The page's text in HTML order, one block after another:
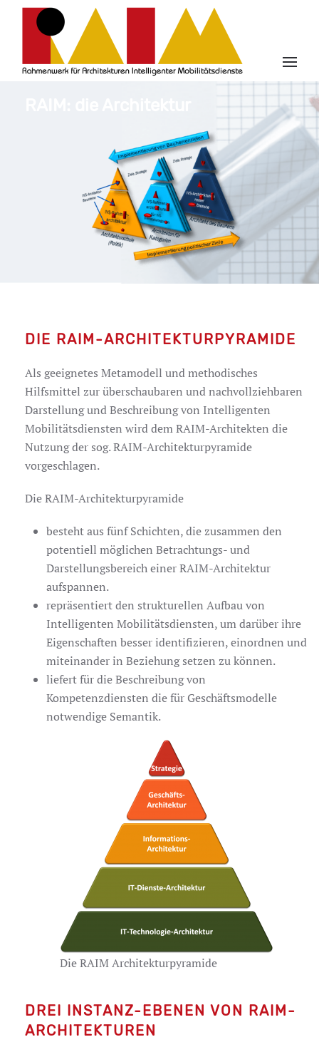
DIE RAIM-ARCHITEKTURPYRAMIDE
Als geeignetes Metamodell und methodisches
Hilfsmittel zur überschaubaren und nachvollziehbaren
Darstellung und Beschreibung von Intelligenten
Mobilitätsdiensten wird dem RAIM-Architekten die
Nutzung der sog. RAIM-Architekturpyramide
vorgeschlagen.
Die RAIM-Architekturpyramide
besteht aus fünf Schichten, die zusammen den
potentiell möglichen Betrachtungs- und
Darstellungsbereich einer RAIM-Architektur
aufspannen.
repräsentiert den strukturellen Aufbau von
Intelligenten Mobilitätsdiensten, um darüber ihre
Eigenschaften besser identifizieren, einordnen und
miteinander in Beziehung setzen zu können.
liefert für die Beschreibung von
Kompetenzdiensten die für Geschäftsmodelle
notwendige Semantik.
Die RAIM Architekturpyramide
DREI INSTANZ-EBENEN VON RAIM-
ARCHITEKTUREN